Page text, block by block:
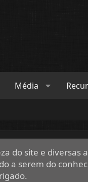
Média
do site e
a serem do